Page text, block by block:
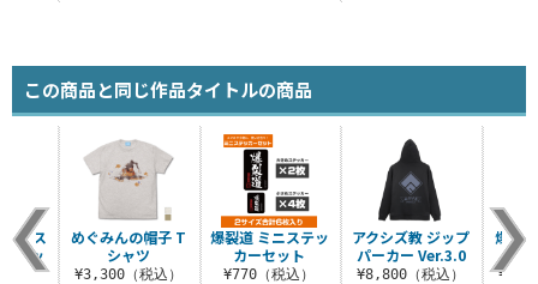
この商品と同じ作品タイトルの商品
爆裂道 ミニステッ
カーセット
¥770（税込）
アクシズ教 ジップ
パーカー Ver.3.0
¥8,800（税込）
爆裂
な
層ス
カッ
めぐみんの帽子 T
シャツ
¥3,300（税込）